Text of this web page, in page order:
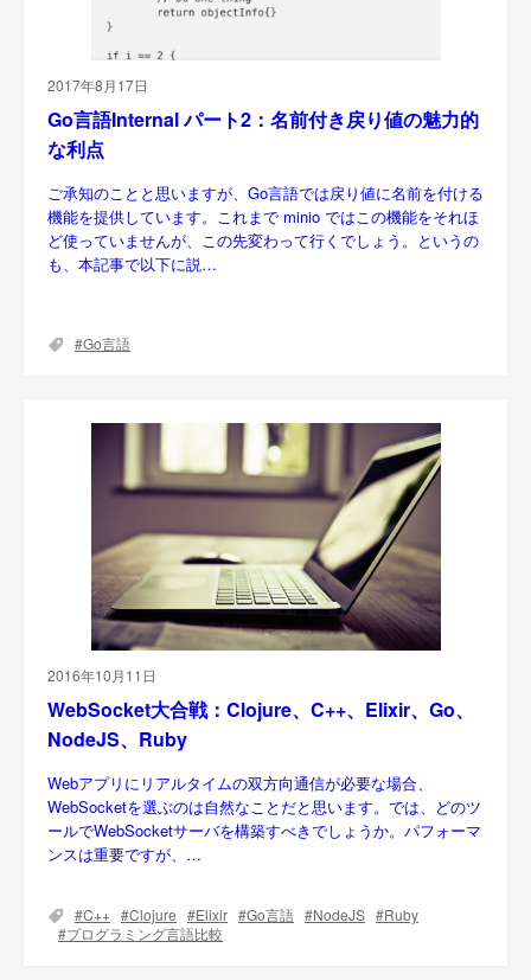
2017年8月17日
Go言語Internal パート2：名前付き戻り値の魅力的
な利点
ご承知のことと思いますが、Go言語では戻り値に名前を付ける
機能を提供しています。これまで minio ではこの機能をそれほ
ど使っていませんが、この先変わって行くでしょう。というの
も、本記事で以下に説…
Go言語
2016年10月11日
WebSocket大合戦：Clojure、C++、Elixir、Go、
NodeJS、Ruby
Webアプリにリアルタイムの双方向通信が必要な場合、
WebSocketを選ぶのは自然なことだと思います。では、どのツ
ールでWebSocketサーバを構築すべきでしょうか。パフォーマ
ンスは重要ですが、…
C++ Clojure Elixir Go言語 NodeJS
Ruby
プログラミング言語比較